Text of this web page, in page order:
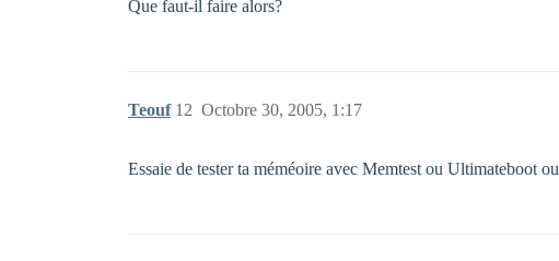
Que faut-il faire alors?
Teouf Octobre 30, 2005, 1:17
12
Essaie de tester ta méméoire avec Memtest ou Ultimateboot